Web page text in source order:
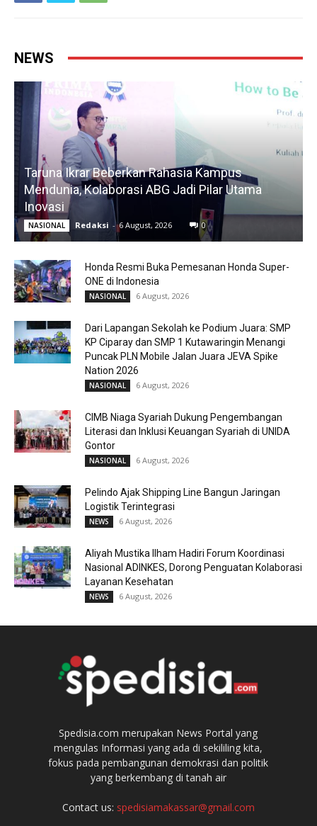
NEWS
Taruna Ikrar Beberkan Rahasia Kampus
Mendunia, Kolaborasi ABG Jadi Pilar Utama
Inovasi
NASIONAL Redaksi - 6 August, 2026 0
Honda Resmi Buka Pemesanan Honda Super-
ONE di Indonesia
NASIONAL 6 August, 2026
Dari Lapangan Sekolah ke Podium Juara: SMP
KP Ciparay dan SMP 1 Kutawaringin Menangi
Puncak PLN Mobile Jalan Juara JEVA Spike
Nation 2026
NASIONAL 6 August, 2026
CIMB Niaga Syariah Dukung Pengembangan
Literasi dan Inklusi Keuangan Syariah di UNIDA
Gontor
NASIONAL 6 August, 2026
Pelindo Ajak Shipping Line Bangun Jaringan
Logistik Terintegrasi
NEWS 6 August, 2026
Aliyah Mustika Ilham Hadiri Forum Koordinasi
Nasional ADINKES, Dorong Penguatan Kolaborasi
Layanan Kesehatan
NEWS 6 August, 2026
Spedisia.com merupakan News Portal yang
mengulas Informasi yang ada di sekililing kita,
fokus pada pembangunan demokrasi dan politik
yang berkembang di tanah air
Contact us: spedisiamakassar@gmail.com